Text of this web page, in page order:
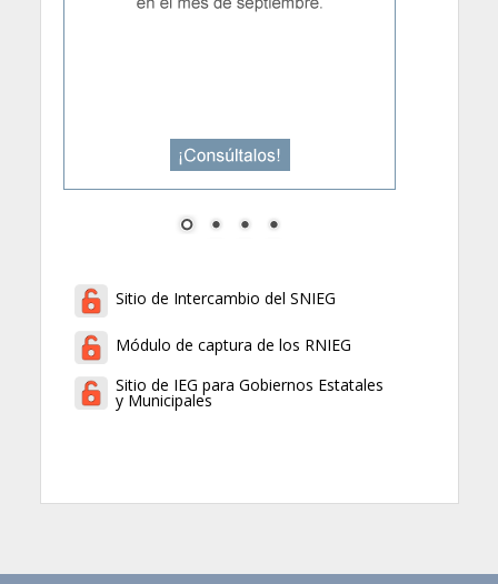
Sitio de Intercambio del SNIEG
Módulo de captura de los RNIEG
Sitio de IEG para Gobiernos Estatales
y Municipales